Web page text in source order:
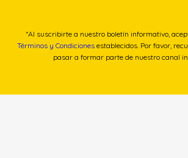
*Al suscribirte a nuestro boletín informativo,
Términos y Condiciones establecidos. Por favor,
pasar a formar parte de nuestro canal